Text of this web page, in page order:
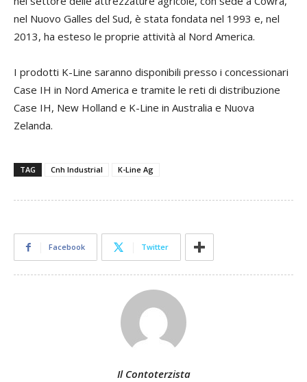
nel Nuovo Galles del Sud, è stata fondata nel 1993 e, nel
2013, ha esteso le proprie attività al Nord America.
I prodotti K-Line saranno disponibili presso i concessionari
Case IH in Nord America e tramite le reti di distribuzione
Case IH, New Holland e K-Line in Australia e Nuova
Zelanda.
TAG Cnh Industrial K-Line Ag
Facebook Twitter
Il Contoterzista